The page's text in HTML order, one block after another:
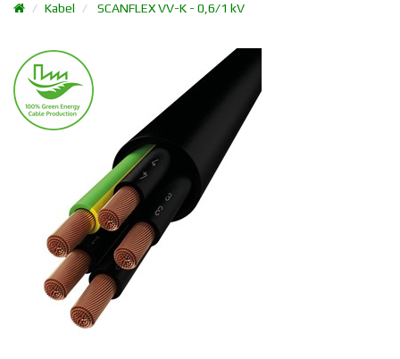
Kabel SCANFLEX VV-K - 0,6/1 kV